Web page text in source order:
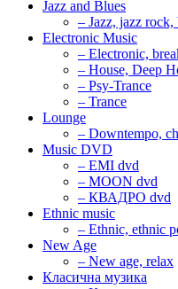
Jazz and Blues
– Jazz, jazz rock,
Electronic Music
– Electronic,
– House, Deep
– Psy-Trance
– Trance
Lounge
– Downtempo,
Music DVD
– EMI dvd
– MOON dvd
– КВАДРО dvd
Ethnic music
– Ethnic, ethnic
New Age
– New age, relax
Класична музика